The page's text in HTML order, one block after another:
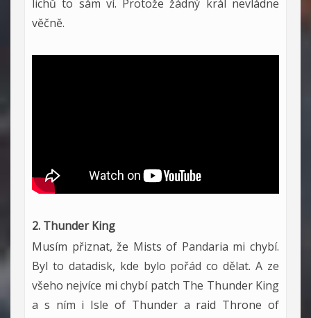
lichů to sám ví. Protože žádný král nevládne
věčně.
2. Thunder King
Musím přiznat, že Mists of Pandaria mi chybí.
Byl to datadisk, kde bylo pořád co dělat. A ze
všeho nejvíce mi chybí patch The Thunder King
a s ním i Isle of Thunder a raid Throne of